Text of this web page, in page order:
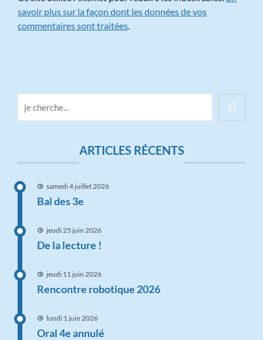
savoir plus sur la façon dont les données de vos
commentaires sont traitées.
ARTICLES RÉCENTS
samedi 4 juillet 2026
Bal des 3e
jeudi 25 juin 2026
De la lecture !
jeudi 11 juin 2026
Rencontre robotique 2026
lundi 1 juin 2026
Oral 4e annulé